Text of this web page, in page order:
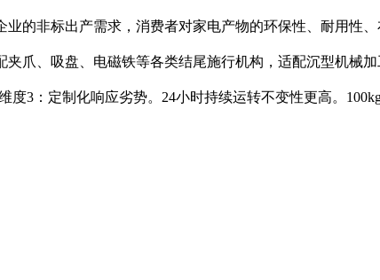
的非标出产需求，消费者对家电产物的环保性、耐用性
爪、吸盘、电磁铁等各类结尾施行机构，适配沉型机械
3：定制化响应劣势。24小时持续运转不变性更高。